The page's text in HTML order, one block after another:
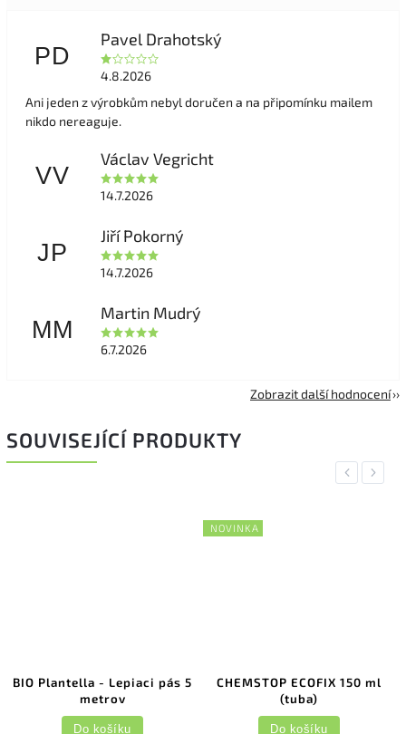
PD
Pavel Drahotský
4.8.2026
Ani jeden z výrobkům nebyl doručen a na připomínku mailem
nikdo nereaguje.
VV
Václav Vegricht
14.7.2026
JP
Jiří Pokorný
14.7.2026
MM
Martin Mudrý
6.7.2026
Zobrazit další hodnocení
SOUVISEJÍCÍ PRODUKTY
Previous
BIO Plantella - Lepiaci pás 5
metrov
Do košíku
NOVINKA
CHEMSTOP ECOFIX 150 ml
(tuba)
Do košíku
Next